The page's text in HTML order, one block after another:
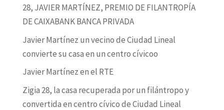
28, JAVIER MARTÍNEZ, PREMIO DE FILANTROPÍA
DE CAIXABANK BANCA PRIVADA
Javier Martínez un vecino de Ciudad Lineal
convierte su casa en un centro cívicoo
Javier Martínez en el RTE
Zigia 28, la casa recuperada por un filántropo y
convertida en centro cívico de Ciudad Lineal